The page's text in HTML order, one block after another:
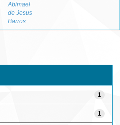
Abimael
de Jesus
Barros
1
1